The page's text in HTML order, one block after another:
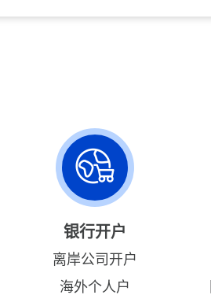
银行开户
离岸公司开户
海外个人户